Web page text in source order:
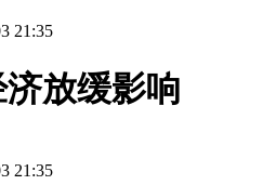
21:35
放缓影响
21:35